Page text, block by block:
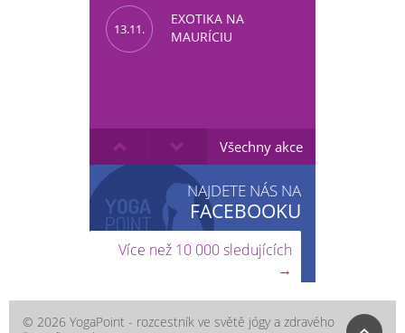
13.11.
EXOTIKA NA
MAURÍCIU
Všechny akce
NAJDETE NÁS NA
FACEBOOKU
Více než 10 000 sledujících
→
© 2026 YogaPoint - rozcestník ve světě jógy a zdravého